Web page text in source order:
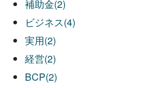
補助金(2)
ビジネス(4)
実用(2)
経営(2)
BCP(2)